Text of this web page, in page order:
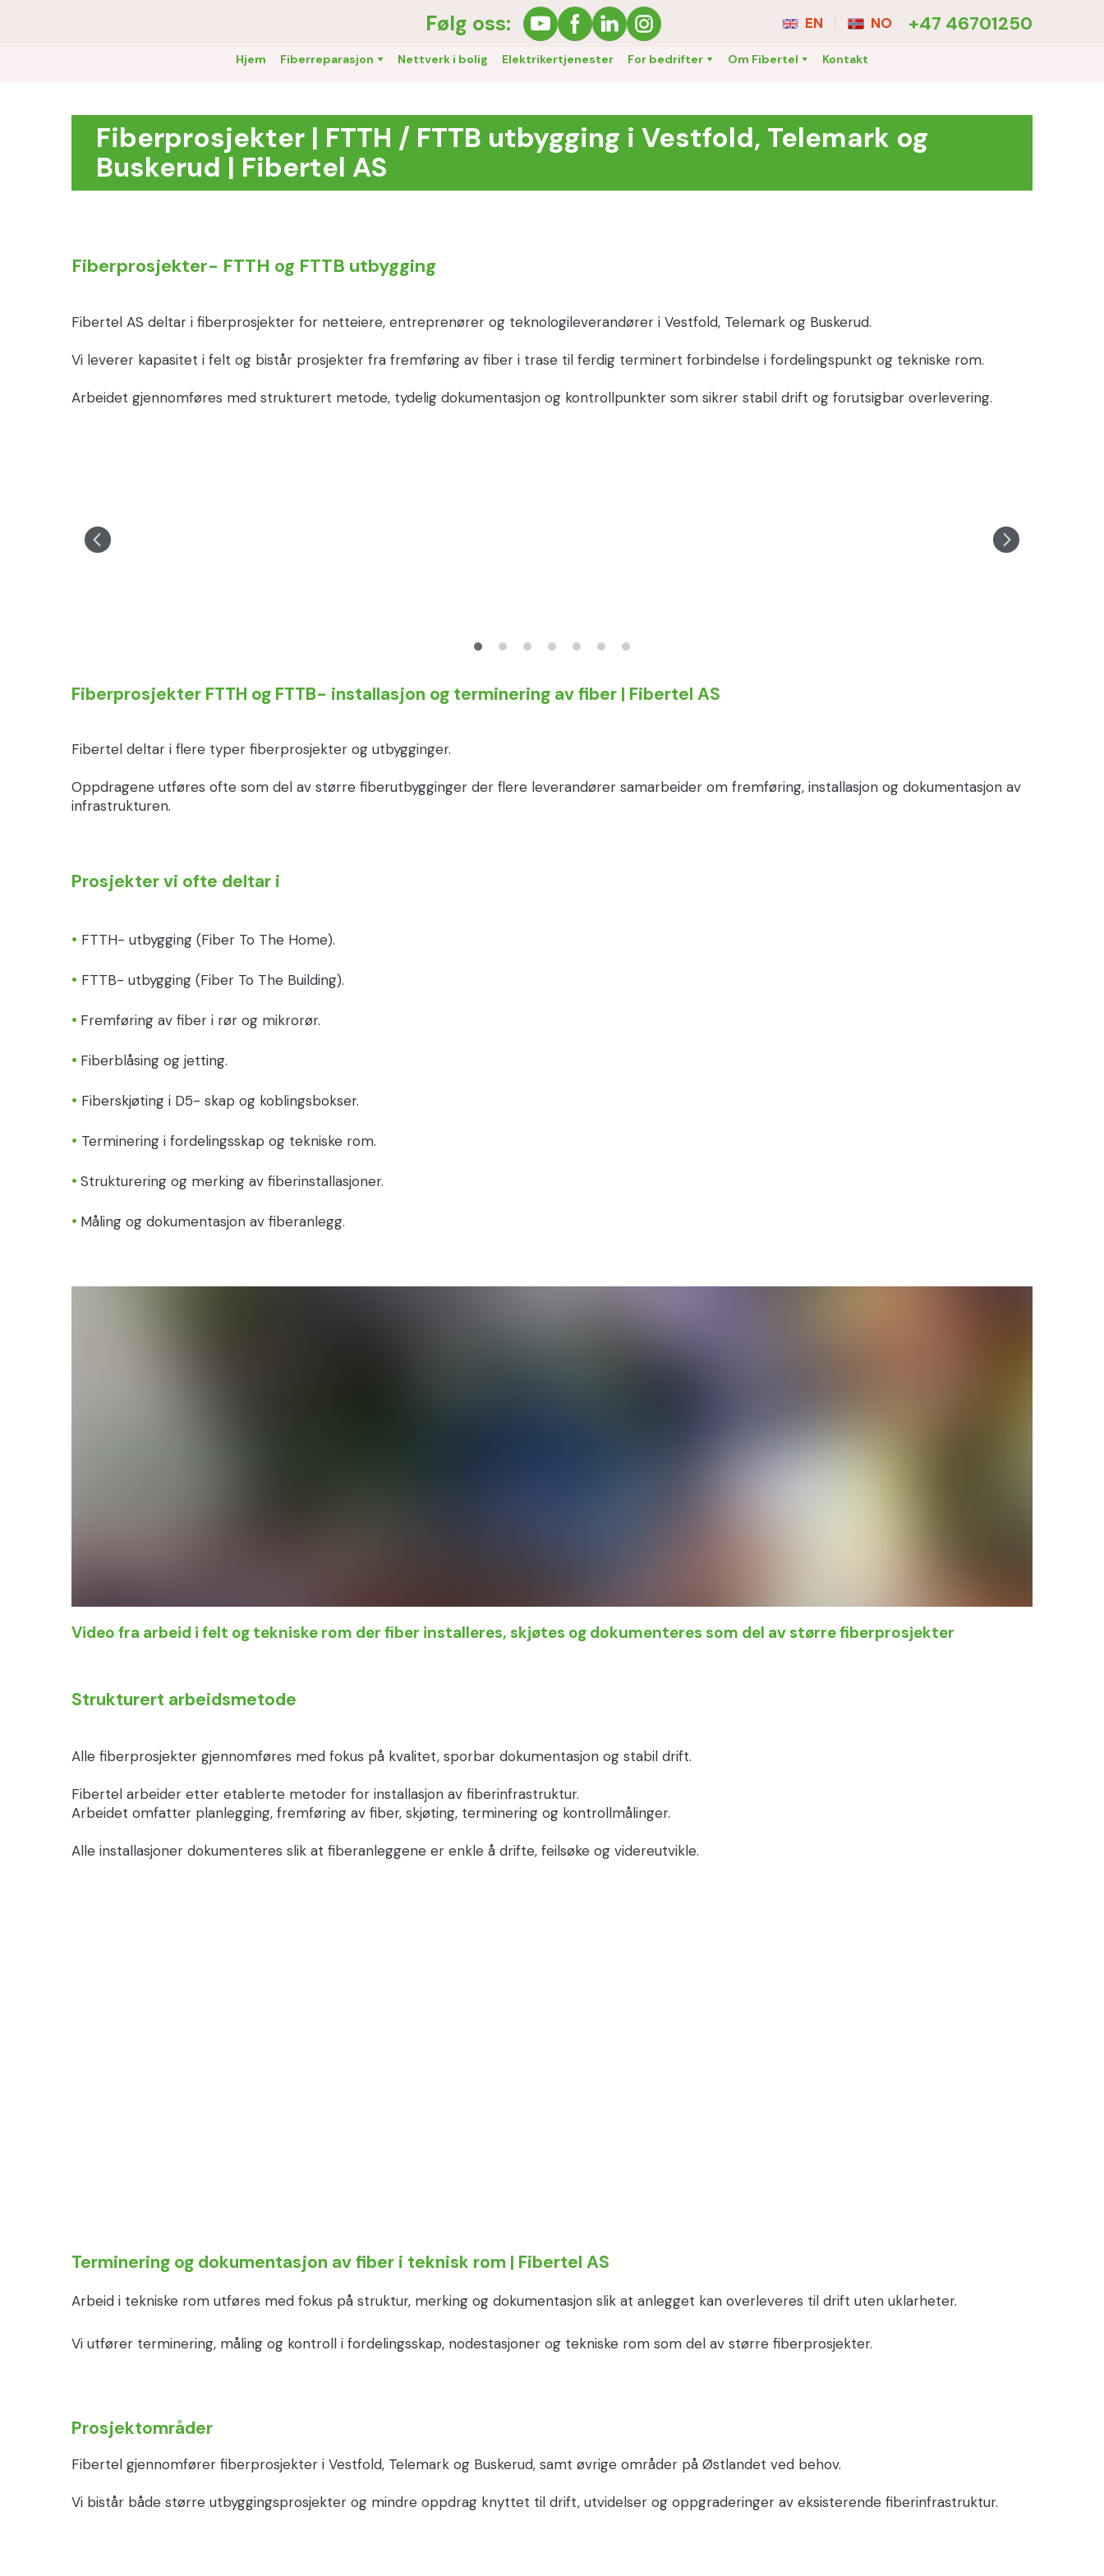
Følg oss: EN NO +47 46701250
Hjem Fiberreparasjon Nettverk i bolig Elektrikertjenester For bedrifter Om Fibertel Kontakt
Fiberprosjekter | FTTH / FTTB utbygging i Vestfold, Telemark og
Buskerud | Fibertel AS
Fiberprosjekter- FTTH og FTTB utbygging
Fibertel AS deltar i fiberprosjekter for netteiere, entreprenører og teknologileverandører i Vestfold, Telemark og Buskerud.
Vi leverer kapasitet i felt og bistår prosjekter fra fremføring av fiber i trase til ferdig terminert forbindelse i fordelingspunkt og tekniske rom.
Arbeidet gjennomføres med strukturert metode, tydelig dokumentasjon og kontrollpunkter som sikrer stabil drift og forutsigbar overlevering.
Fiberprosjekter FTTH og FTTB- installasjon og terminering av fiber | Fibertel AS
Fibertel deltar i flere typer fiberprosjekter og utbygginger.
Oppdragene utføres ofte som del av større fiberutbygginger der flere leverandører samarbeider om fremføring, installasjon og dokumentasjon av
infrastrukturen.
Prosjekter vi ofte deltar i
• FTTH- utbygging (Fiber To The Home).
• FTTB- utbygging (Fiber To The Building).
• Fremføring av fiber i rør og mikrorør.
• Fiberblåsing og jetting.
• Fiberskjøting i D5- skap og koblingsbokser.
• Terminering i fordelingsskap og tekniske rom.
• Strukturering og merking av fiberinstallasjoner.
• Måling og dokumentasjon av fiberanlegg.
Video fra arbeid i felt og tekniske rom der fiber installeres, skjøtes og dokumenteres som del av større fiberprosjekter
Strukturert arbeidsmetode
Alle fiberprosjekter gjennomføres med fokus på kvalitet, sporbar dokumentasjon og stabil drift.
Fibertel arbeider etter etablerte metoder for installasjon av fiberinfrastruktur.
Arbeidet omfatter planlegging, fremføring av fiber, skjøting, terminering og kontrollmålinger.
Alle installasjoner dokumenteres slik at fiberanleggene er enkle å drifte, feilsøke og videreutvikle.
Terminering og dokumentasjon av fiber i teknisk rom | Fibertel AS
Arbeid i tekniske rom utføres med fokus på struktur, merking og dokumentasjon slik at anlegget kan overleveres til drift uten uklarheter.
Vi utfører terminering, måling og kontroll i fordelingsskap, nodestasjoner og tekniske rom som del av større fiberprosjekter.
Prosjektområder
Fibertel gjennomfører fiberprosjekter i Vestfold, Telemark og Buskerud, samt øvrige områder på Østlandet ved behov.
Vi bistår både større utbyggingsprosjekter og mindre oppdrag knyttet til drift, utvidelser og oppgraderinger av eksisterende fiberinfrastruktur.